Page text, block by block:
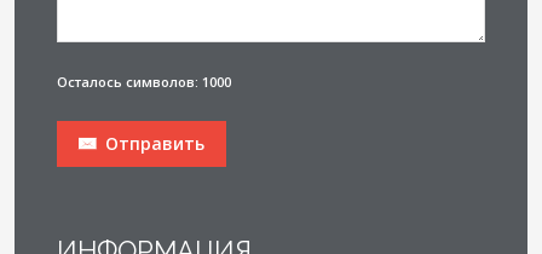
Осталось символов: 1000
Отправить